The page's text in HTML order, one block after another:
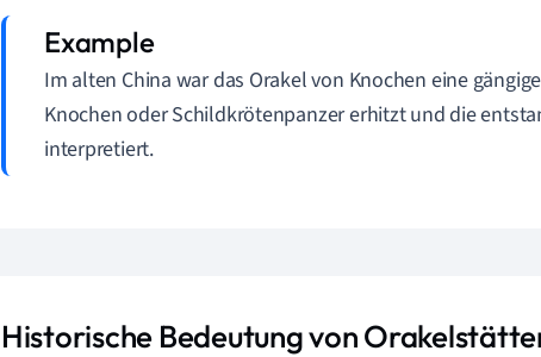
Im alten China war das Orakel von Knochen eine
Knochen oder Schildkrötenpanzer erhitzt und die
interpretiert.
Historische Bedeutung von